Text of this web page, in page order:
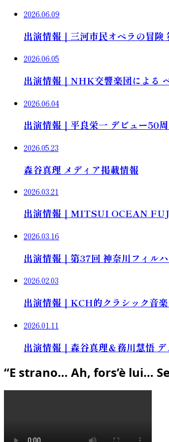
2026.06.09
出演情報｜三河市民オペラの冒
2026.06.05
出演情報｜NHK交響楽団による
2026.06.04
出演情報｜平良栄一 デビュー50
2026.05.23
森谷真理 メディア掲載情報
2026.03.21
出演情報｜MITSUI OCEAN
2026.03.16
出演情報｜第37回 神奈川フィル
2026.02.03
出演情報｜KCH的クラシック音
2026.01.11
出演情報｜森谷真理＆務川慧悟
“E strano… Ah, fors’è lui…